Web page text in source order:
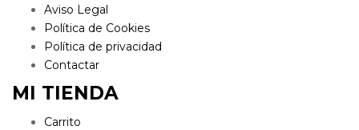
Aviso Legal
Política de Cookies
Política de privacidad
Contactar
MI TIENDA
Carrito